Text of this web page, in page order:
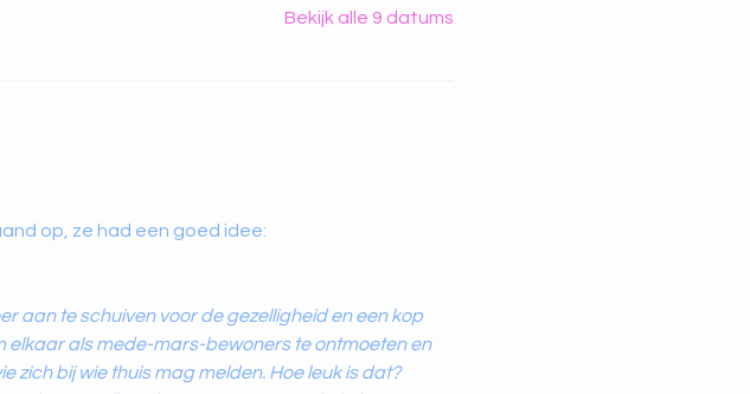
Bekijk alle 9 datums
op, ze had een goed idee:
aan te schuiven voor de gezelligheid en een kop
elkaar als mede-mars-bewoners te ontmoeten en
zich bij wie thuis mag melden. Hoe leuk is dat?